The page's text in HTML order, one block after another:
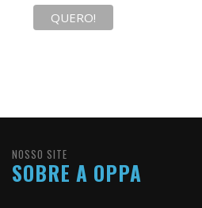
NOSSO SITE
SOBRE A OPPA